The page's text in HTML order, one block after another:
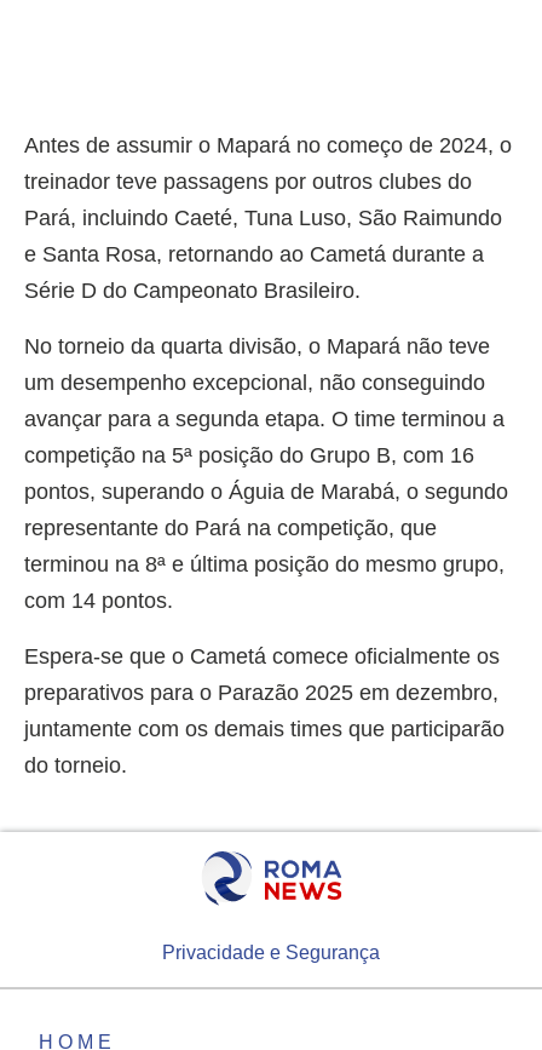
Antes de assumir o Mapará no começo de 2024, o
treinador teve passagens por outros clubes do
Pará, incluindo Caeté, Tuna Luso, São Raimundo
e Santa Rosa, retornando ao Cametá durante a
Série D do Campeonato Brasileiro.
No torneio da quarta divisão, o Mapará não teve
um desempenho excepcional, não conseguindo
avançar para a segunda etapa. O time terminou a
competição na 5ª posição do Grupo B, com 16
pontos, superando o Águia de Marabá, o segundo
representante do Pará na competição, que
terminou na 8ª e última posição do mesmo grupo,
com 14 pontos.
Espera-se que o Cametá comece oficialmente os
preparativos para o Parazão 2025 em dezembro,
juntamente com os demais times que participarão
do torneio.
Privacidade e Segurança
HOME